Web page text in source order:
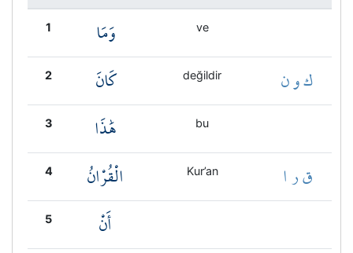
1 وَمَا ve
2 كَانَ değildir ك و ن
3 هَٰذَا bu
4 الْقُرْانُ Kur’an ق ر ا
5 أَنْ